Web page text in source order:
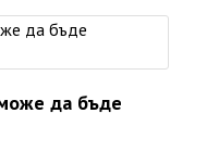
да бъде